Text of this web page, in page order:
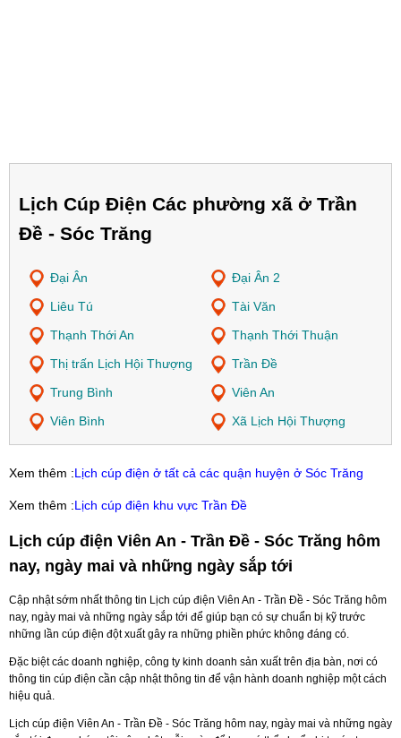
Lịch Cúp Điện Các phường xã ở Trần
Đề - Sóc Trăng
Đại Ân
Đại Ân 2
Liêu Tú
Tài Văn
Thạnh Thới An
Thạnh Thới Thuận
Thị trấn Lịch Hội Thượng
Trần Đề
Trung Bình
Viên An
Viên Bình
Xã Lịch Hội Thượng
Xem thêm :Lịch cúp điện ở tất cả các quận huyện ở Sóc Trăng
Xem thêm :Lịch cúp điện khu vực Trần Đề
Lịch cúp điện Viên An - Trần Đề - Sóc Trăng hôm
nay, ngày mai và những ngày sắp tới
Cập nhật sớm nhất thông tin Lịch cúp điện Viên An - Trần Đề - Sóc Trăng hôm
nay, ngày mai và những ngày sắp tới để giúp bạn có sự chuẩn bị kỹ trước
những lần cúp điện đột xuất gây ra những phiền phức không đáng có.
Đặc biệt các doanh nghiệp, công ty kinh doanh sản xuất trên địa bàn, nơi có
thông tin cúp điện cần cập nhật thông tin để vận hành doanh nghiệp một cách
hiệu quả.
Lịch cúp điện Viên An - Trần Đề - Sóc Trăng hôm nay, ngày mai và những ngày